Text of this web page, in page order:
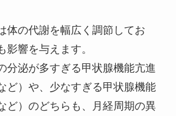
体の代謝を幅広く調節してお
影響を与えます。
分泌が多すぎる甲状腺機能亢進
ど）や、少なすぎる甲状腺機能
ど）のどちらも、月経周期の異